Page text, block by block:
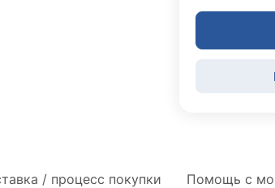
/ процесс покупки Помощь с